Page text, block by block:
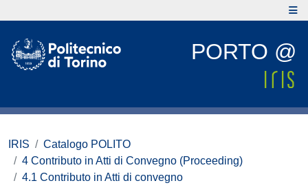
PORTO @
IRIS
Catalogo POLITO
4 Contributo in Atti di Convegno (Proceeding)
4.1 Contributo in Atti di convegno